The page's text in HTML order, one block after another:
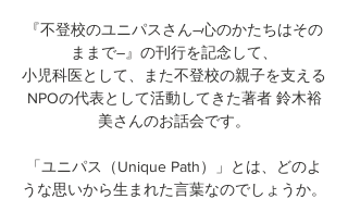
『不登校のユニパスさん―心のかたちはその
ままで―』の刊行を記念して、
小児科医として、また不登校の親子を支える
NPOの代表として活動してきた著者 鈴木裕
美さんのお話会です。
「ユニパス（Unique Path）」とは、どのよ
うな思いから生まれた言葉なのでしょうか。